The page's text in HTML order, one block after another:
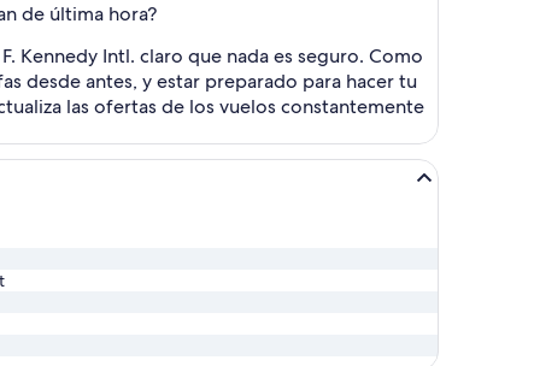
de última hora?
Kennedy Intl. claro que nada es seguro. Como
desde antes, y estar preparado para hacer tu
las ofertas de los vuelos constantemente